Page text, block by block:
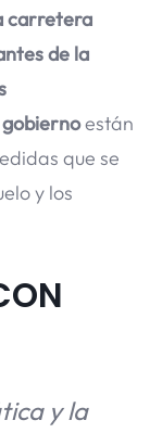
carretera
de la
están
que se
y los
y la